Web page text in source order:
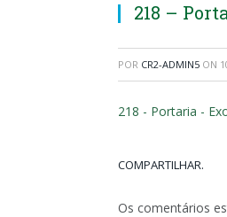
218 –
POR CR2-ADMIN5 ON
218 - Portaria -
COMPARTILHAR.
Os comentários